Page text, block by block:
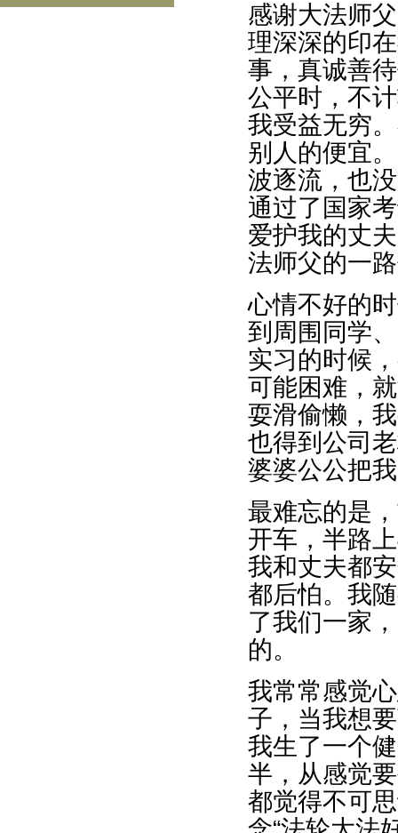
感谢大法师
理深深的印
事，真诚善
公平时，不
我受益无穷
别人的便宜
波逐流，也
通过了国家
爱护我的丈
法师父的一
心情不好的
到周围同学
实习的时候
可能困难，
耍滑偷懒，
也得到公司
婆婆公公把
最难忘的是
开车，半路
我和丈夫都
都后怕。我
了我们一家
的。
我常常感觉
子，当我想
我生了一个
半，从感觉
都觉得不可